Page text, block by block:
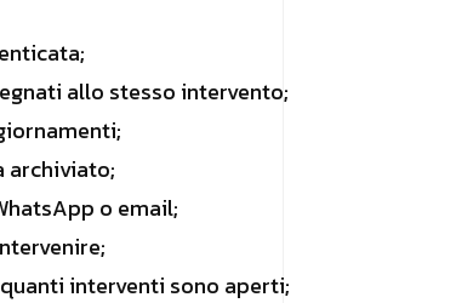
allo stesso intervento;
archiviato;
o email;
interventi sono aperti;